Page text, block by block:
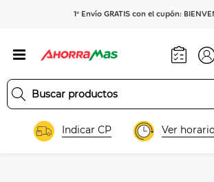
1º Envío GRATIS con el cupón:
Indicar CP Ver